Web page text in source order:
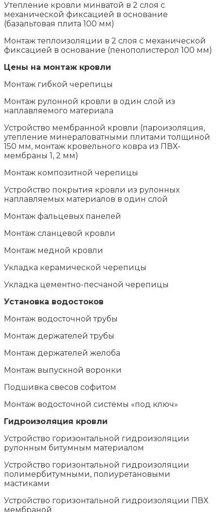
Утепление кровли минватой в 2 слоя с
механической фиксацией в основание
(базальтовая плита 100 мм)
Монтаж теплоизоляции в 2 слоя с механической
фиксацией в основание (пенополистерол 100 мм)
Цены на монтаж кровли
Монтаж гибкой черепицы
Монтаж рулонной кровли в один слой из
наплавляемого материала
Устройство мембранной кровли (пароизоляция,
утепление минераловатными плитами толщиной
150 мм, монтаж кровельного ковра из ПВХ-
мембраны 1, 2 мм)
Монтаж композитной черепицы
Устройство покрытия кровли из рулонных
наплавляемых материалов в один слой
Монтаж фальцевых панелей
Монтаж сланцевой кровли
Монтаж медной кровли
Укладка керамической черепицы
Укладка цементно-песчаной черепицы
Установка водостоков
Монтаж водосточной трубы
Монтаж держателей трубы
Монтаж держателей желоба
Монтаж выпускной воронки
Подшивка свесов софитом
Монтаж водосточной системы «под ключ»
Гидроизоляция кровли
Устройство горизонтальной гидроизоляции
рулонным битумным материалом
Устройство горизонтальной гидроизоляции
полимербитумными, полиуретановыми
мастиками
Устройство горизонтальной гидроизоляции ПВХ
мембраной